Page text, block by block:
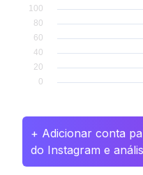
+ Adicionar conta
do Instagram e